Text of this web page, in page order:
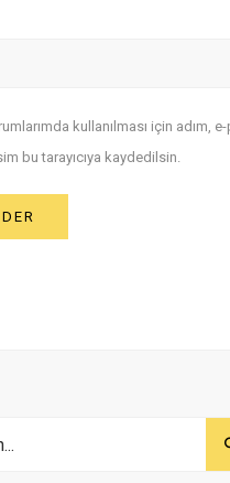
kullanılması için adım,
bu tarayıcıya kaydedilsin.